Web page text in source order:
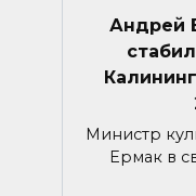
Андрей
Министр
Ермак в